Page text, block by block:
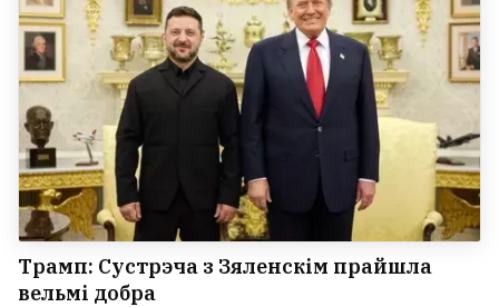
Трамп: Сустрэча з Зяленскім прайшла
вельмі добра